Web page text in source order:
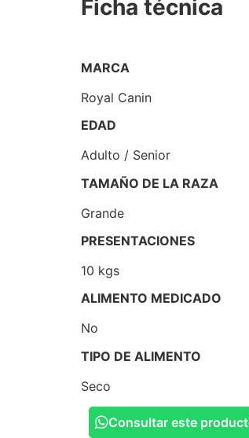
Ficha técnica
MARCA
Royal Canin
EDAD
Adulto / Senior
TAMAÑO DE LA RAZA
Grande
PRESENTACIONES
10 kgs
ALIMENTO MEDICADO
No
TIPO DE ALIMENTO
Seco
Consultar este